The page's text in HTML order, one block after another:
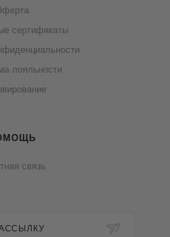
сертификаты
лояльности
связь